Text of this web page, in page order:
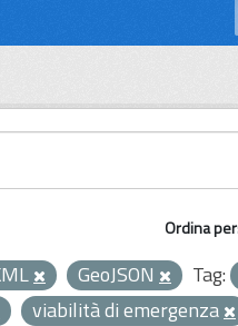
Ordina per
GeoJSON Tag:
viabilità di emergenza